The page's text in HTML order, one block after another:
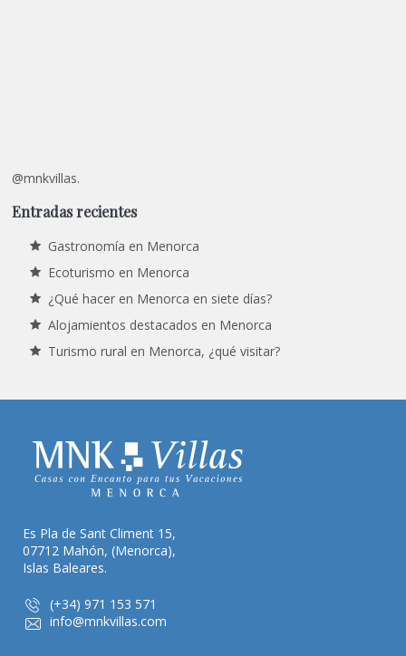
@mnkvillas.
Entradas recientes
Gastronomía en Menorca
Ecoturismo en Menorca
¿Qué hacer en Menorca en siete días?
Alojamientos destacados en Menorca
Turismo rural en Menorca, ¿qué visitar?
Es Pla de Sant Climent 15,
07712 Mahón, (Menorca),
Islas Baleares.
(+34) 971 153 571
info@mnkvillas.com